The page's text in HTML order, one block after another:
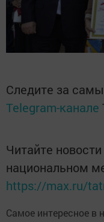
Следите за
Telegram-канале
Читайте
национальном
https://max.ru/
Самое интересное в